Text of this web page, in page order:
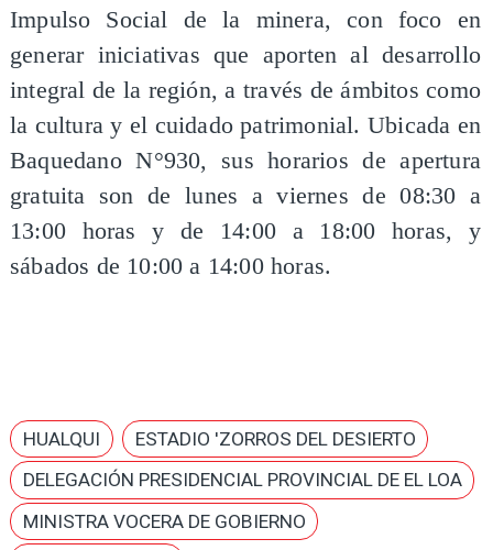
Impulso Social de la minera, con foco en
generar iniciativas que aporten al desarrollo
integral de la región, a través de ámbitos como
la cultura y el cuidado patrimonial. Ubicada en
Baquedano N°930, sus horarios de apertura
gratuita son de lunes a viernes de 08:30 a
13:00 horas y de 14:00 a 18:00 horas, y
sábados de 10:00 a 14:00 horas.
HUALQUI
ESTADIO 'ZORROS DEL DESIERTO
DELEGACIÓN PRESIDENCIAL PROVINCIAL DE EL LOA
MINISTRA VOCERA DE GOBIERNO